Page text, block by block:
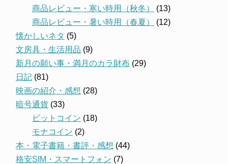
商品レビュー・寒い時用（秋冬）
(13)
商品レビュー・暑い時用（春夏）
(12)
懐かしいネタ (5)
文房具・生活用品 (9)
新月の願い事・満月のカラ財布 (29)
日記 (81)
映画の紹介・感想 (28)
暗号通貨 (33)
ビットコイン (18)
モナコイン (2)
本・電子書籍・書評・感想 (44)
格安SIM・スマートフォン (7)